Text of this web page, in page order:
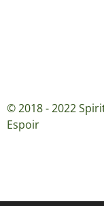
© 2018 - 2022
Espoir